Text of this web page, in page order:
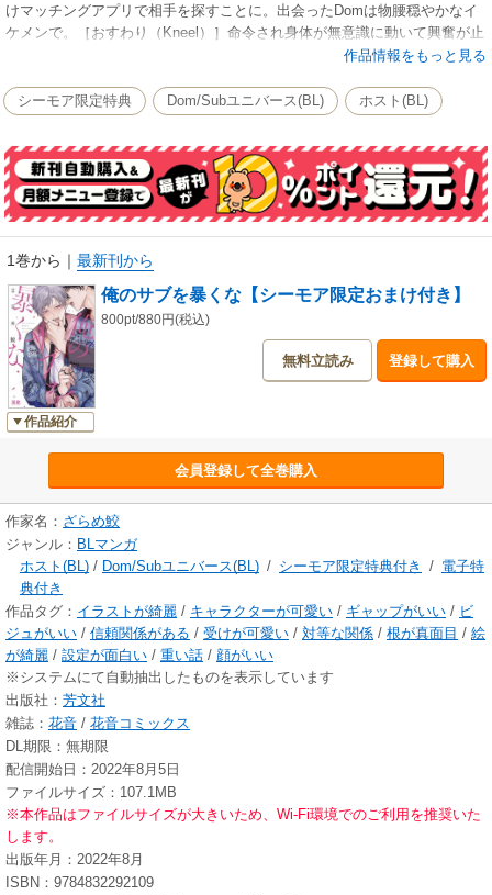
けマッチングアプリで相手を探すことに。出会ったDomは物腰穏やかなイ
ケメンで。［おすわり（Kneel）］命令され身体が無意識に動いて興奮が止
まらない。晴綺は彼とのプレイを通じて本能が満たされ悦ぶのだった。翌
と会うこともないと思っていた朱来から「僕とパートナーになってほしい
んです」と言われ!?「支配」側のDomと「従属」側のSub。「第２性」を持
つ人びとが交わる世界。描き下ろしあり。
作品情報をもっと見る
シーモア限定特典 Dom/Subユニバース(BL) ホスト(BL)
1巻から ｜ 最新刊から
作品紹介
俺のサブを暴くな【シーモア限定おまけ付き】
800pt/880円(税込)
無料立読み 登録して購入
会員登録して全巻購入
作家名： ざらめ鮫
ジャンル： BLマンガ
ホスト(BL) / Dom/Subユニバース(BL) / シーモア限定特典付き / 電子特
典付き
作品タグ： イラストが綺麗 / キャラクターが可愛い / ギャップがいい / ビ
ジュがいい / 信頼関係がある / 受けが可愛い / 対等な関係 / 根が真面目 / 絵
が綺麗 / 設定が面白い / 重い話 / 顔がいい
※システムにて自動抽出したものを表示しています
出版社： 芳文社
雑誌： 花音 / 花音コミックス
DL期限：無期限
配信開始日：2022年8月5日
ファイルサイズ：107.1MB
※本作品はファイルサイズが大きいため、Wi-Fi環境でのご利用を推奨いた
します。
出版年月：2022年8月
ISBN：9784832292109